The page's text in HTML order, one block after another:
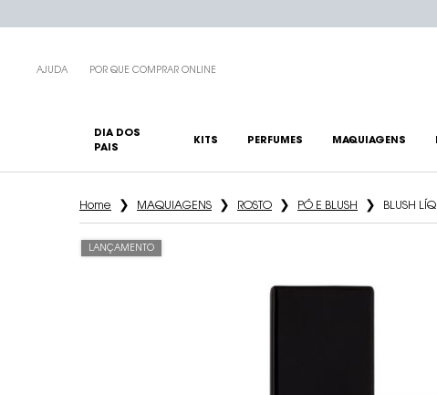
AJUDA POR QUE COMPRAR ONLINE
DIA DOS
PAIS
KITS PERFUMES MAQUIAGENS
Home MAQUIAGENS ROSTO PÓ E BLUSH BLUSH
LANÇAMENTO